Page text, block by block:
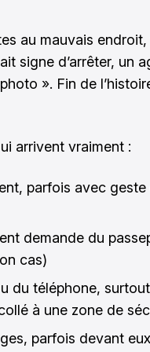
au mauvais
signe d’arrêter, un
». Fin de
arrivent vraiment :
parfois avec
demande du
cas)
du téléphone,
à une zone de
parfois devant eux